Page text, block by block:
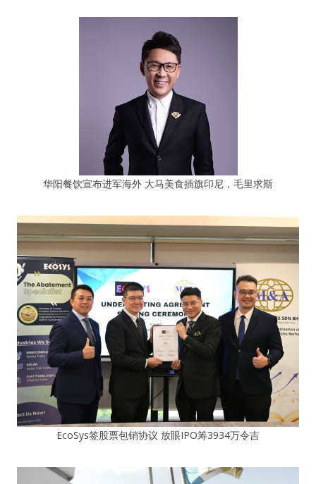
华阳餐饮宣布进军海外 大马美食插旗印尼，毛里求斯
EcoSys签股票包销协议 放眼IPO筹3934万令吉